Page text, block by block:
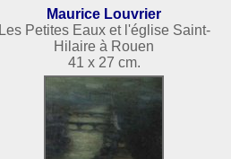
Maurice Louvrier
Les Petites Eaux et l'église Saint-
Hilaire à Rouen
41 x 27 cm.